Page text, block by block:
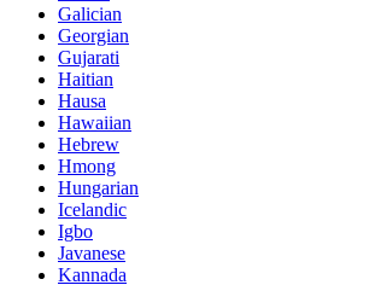
Galician
Georgian
Gujarati
Haitian
Hausa
Hawaiian
Hebrew
Hmong
Hungarian
Icelandic
Igbo
Javanese
Kannada